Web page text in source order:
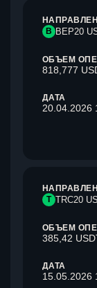
B BEP20
ОБЪЕМ
818,777
ДАТА
20.04.2026
T TRC20
ОБЪЕМ
385,42
ДАТА
15.05.2026